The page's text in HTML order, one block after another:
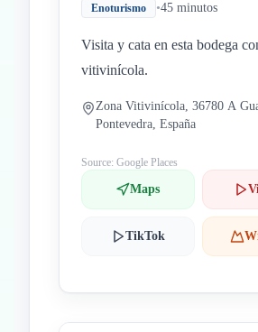
Enoturismo •45 minutos
Visita y cata en esta bodega
vitivinícola.
Zona Vitivinícola, 36780 A
Pontevedra, España
Source: Google Places
Maps
TikTok